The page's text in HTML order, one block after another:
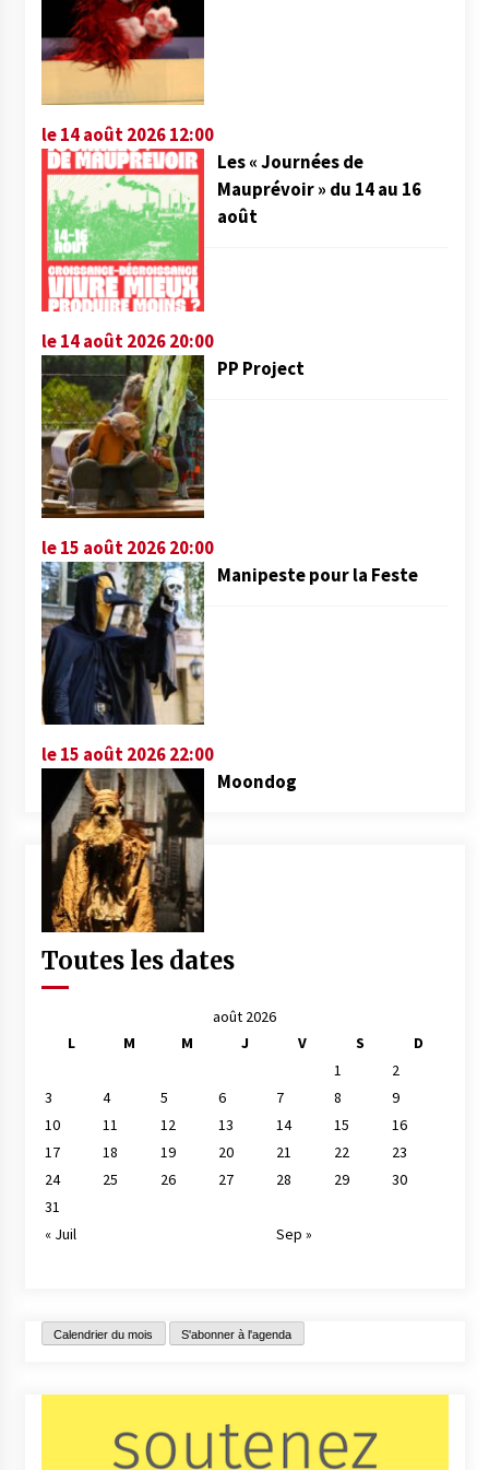
le 14 août 2026 12:00
Les « Journées de
Mauprévoir » du 14 au 16
août
le 14 août 2026 20:00
PP Project
le 15 août 2026 20:00
Manipeste pour la Feste
le 15 août 2026 22:00
Moondog
Toutes les dates
août 2026
L
M M J V S
D
1
2
3
4 5 6 7 8
9
10
11 12 13 14 15
16
17
18 19 20 21 22
23
24
25 26 27 28 29
30
31
« Juil
Sep »
Calendrier du mois S'abonner à l'agenda